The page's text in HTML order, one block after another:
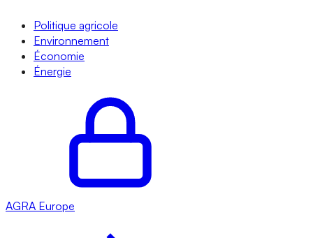
Politique agricole
Environnement
Économie
Énergie
AGRA Europe